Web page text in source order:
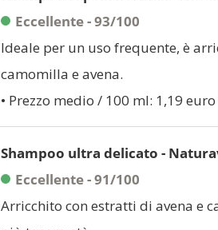
Eccellente - 93/100
Ideale per un uso frequente, è
camomilla e avena.
• Prezzo medio / 100 ml: 1,19 euro
Shampoo ultra delicato -
Eccellente - 91/100
Arricchito con estratti di avena e